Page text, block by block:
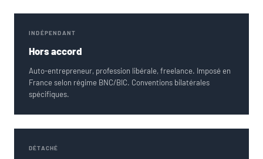
INDÉPENDANT
Hors accord
Auto-entrepreneur, profession libérale, freelance. Imposé en
France selon régime BNC/BIC. Conventions bilatérales
spécifiques.
DÉTACHÉ